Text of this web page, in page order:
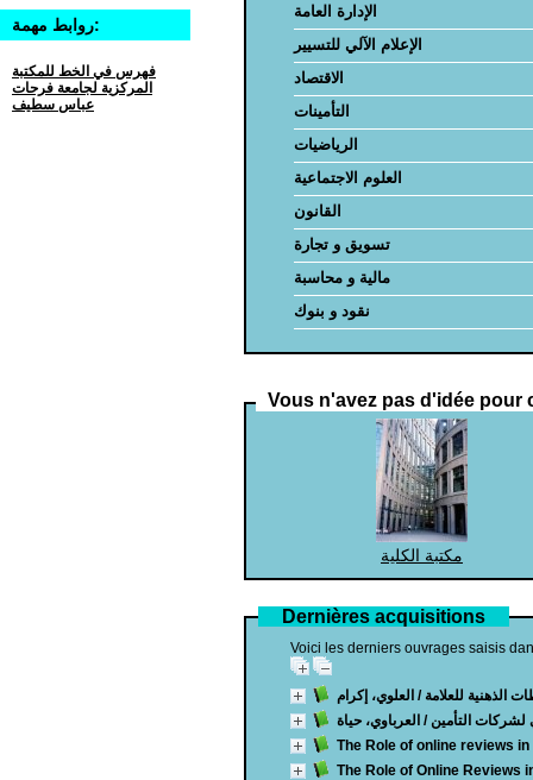
الإدارة العامة
الإعلام الآلي للتسيير
الاقتصاد
التأمينات
الرياضيات
العلوم الاجتماعية
القانون
تسويق و تجارة
مالية و محاسبة
نقود و بنوك
Vous n'avez pas d'idée pour
مكتبة الكلية
Dernières acquisitions
Voici les derniers ouvrages saisis
الذهنية للعلامة / العلوي، إكرام
لشركات التأمين / العرباوي، حياة
The Role of online reviews
The Role of Online Reviews
روابط مهمة:
فهرس في الخط للمكتبة
المركزية لجامعة فرحات
عباس سطيف